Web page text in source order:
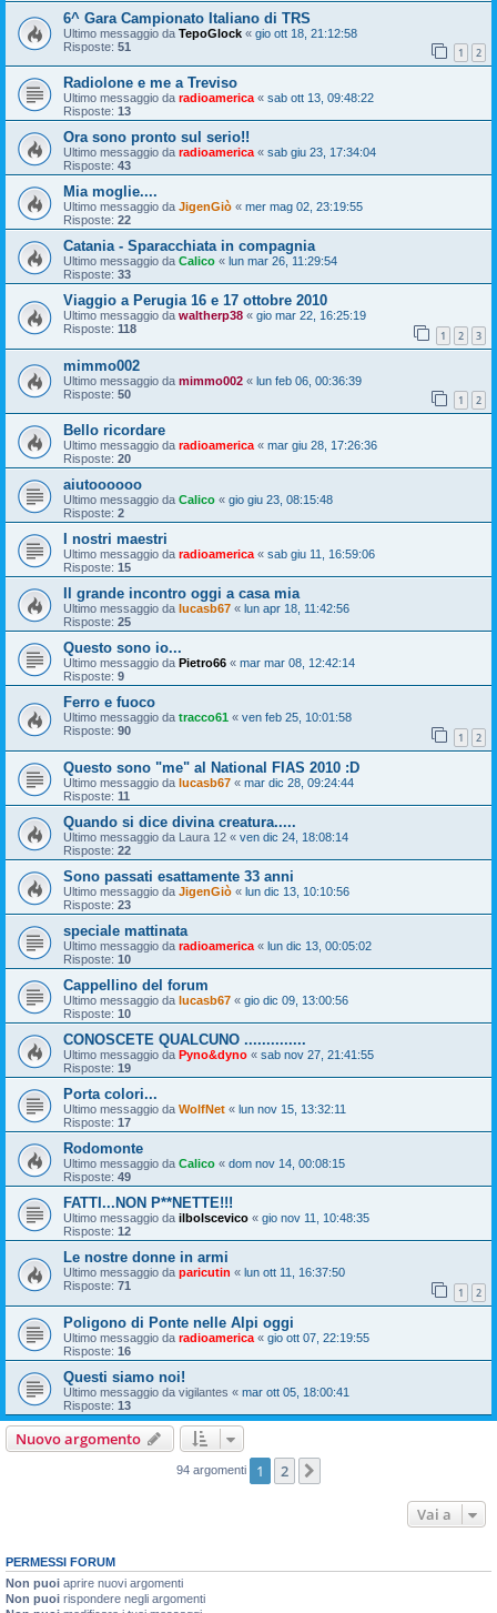
6^ Gara Campionato Italiano di TRS
Ultimo messaggio da TepoGlock « gio ott 18, 21:12:58
Risposte: 51 1 2
Radiolone e me a Treviso
Ultimo messaggio da radioamerica « sab ott 13, 09:48:22
Risposte: 13
Ora sono pronto sul serio!!
Ultimo messaggio da radioamerica « sab giu 23, 17:34:04
Risposte: 43
Mia moglie....
Ultimo messaggio da JigenGiò « mer mag 02, 23:19:55
Risposte: 22
Catania - Sparacchiata in compagnia
Ultimo messaggio da Calico « lun mar 26, 11:29:54
Risposte: 33
Viaggio a Perugia 16 e 17 ottobre 2010
Ultimo messaggio da waltherp38 « gio mar 22, 16:25:19
Risposte: 118 1 2 3
mimmo002
Ultimo messaggio da mimmo002 « lun feb 06, 00:36:39
Risposte: 50 1 2
Bello ricordare
Ultimo messaggio da radioamerica« mar giu 28, 17:26:36
Risposte: 20
aiutoooooo
Ultimo messaggio da Calico « gio giu 23, 08:15:48
Risposte: 2
I nostri maestri
Ultimo messaggio da radioamerica« sab giu 11, 16:59:06
Risposte: 15
Il grande incontro oggi a casa mia
Ultimo messaggio da lucasb67 « lun apr 18, 11:42:56
Risposte: 25
Questo sono io...
Ultimo messaggio da Pietro66 « mar mar 08, 12:42:14
Risposte: 9
Ferro e fuoco
Ultimo messaggio da tracco61 « ven feb 25, 10:01:58
Risposte: 90 1 2
Questo sono "me" al National FIAS 2010 :D
Ultimo messaggio da lucasb67 « mar dic 28, 09:24:44
Risposte: 11
Quando si dice divina creatura.....
Ultimo messaggio da Laura 12 « ven dic 24, 18:08:14
Risposte: 22
Sono passati esattamente 33 anni
Ultimo messaggio da JigenGiò « lun dic 13, 10:10:56
Risposte: 23
speciale mattinata
Ultimo messaggio da radioamerica « lun dic 13, 00:05:02
Risposte: 10
Cappellino del forum
Ultimo messaggio da lucasb67 « gio dic 09, 13:00:56
Risposte: 10
CONOSCETE QUALCUNO ..............
Ultimo messaggio da Pyno&dyno « sab nov 27, 21:41:55
Risposte: 19
Porta colori...
Ultimo messaggio da WolfNet « lun nov 15, 13:32:11
Risposte: 17
Rodomonte
Ultimo messaggio da Calico « dom nov 14, 00:08:15
Risposte: 49
FATTI...NON P**NETTE!!!
Ultimo messaggio da ilbolscevico « gio nov 11, 10:48:35
Risposte: 12
Le nostre donne in armi
Ultimo messaggio da paricutin « lun ott 11, 16:37:50
Risposte: 71 1 2
Poligono di Ponte nelle Alpi oggi
Ultimo messaggio da radioamerica « gio ott 07, 22:19:55
Risposte: 16
Questi siamo noi!
Ultimo messaggio da vigilantes « mar ott 05, 18:00:41
Risposte: 13
Nuovo argomento
94 argomenti 1 2
Vai a
PERMESSI FORUM
Non puoi aprire nuovi argomenti
Non puoi rispondere negli argomenti